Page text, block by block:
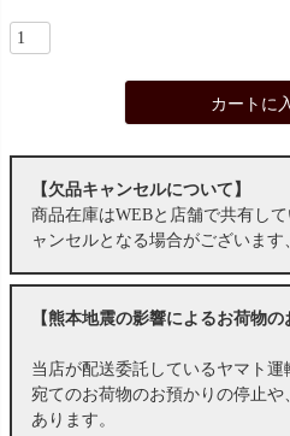
カートに
【欠品キャンセルについて】
商品在庫はWEBと店舗で共有し
ャンセルとなる場合がございます
【熊本地震の影響によるお荷物の
当店が配送委託しているヤマト
宛てのお荷物のお預かりの停止
あります。